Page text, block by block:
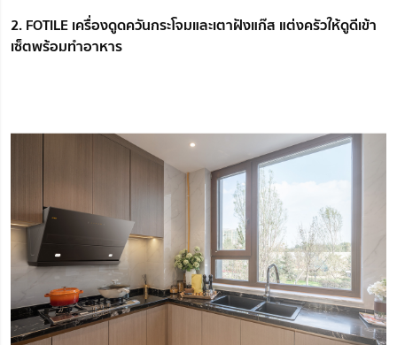
2. FOTILE เครื่องดูดควันกระโจมและเตาฝังแก๊ส แต่งครัวให้ดูดีเข้า
เซ็ตพร้อมทำอาหาร